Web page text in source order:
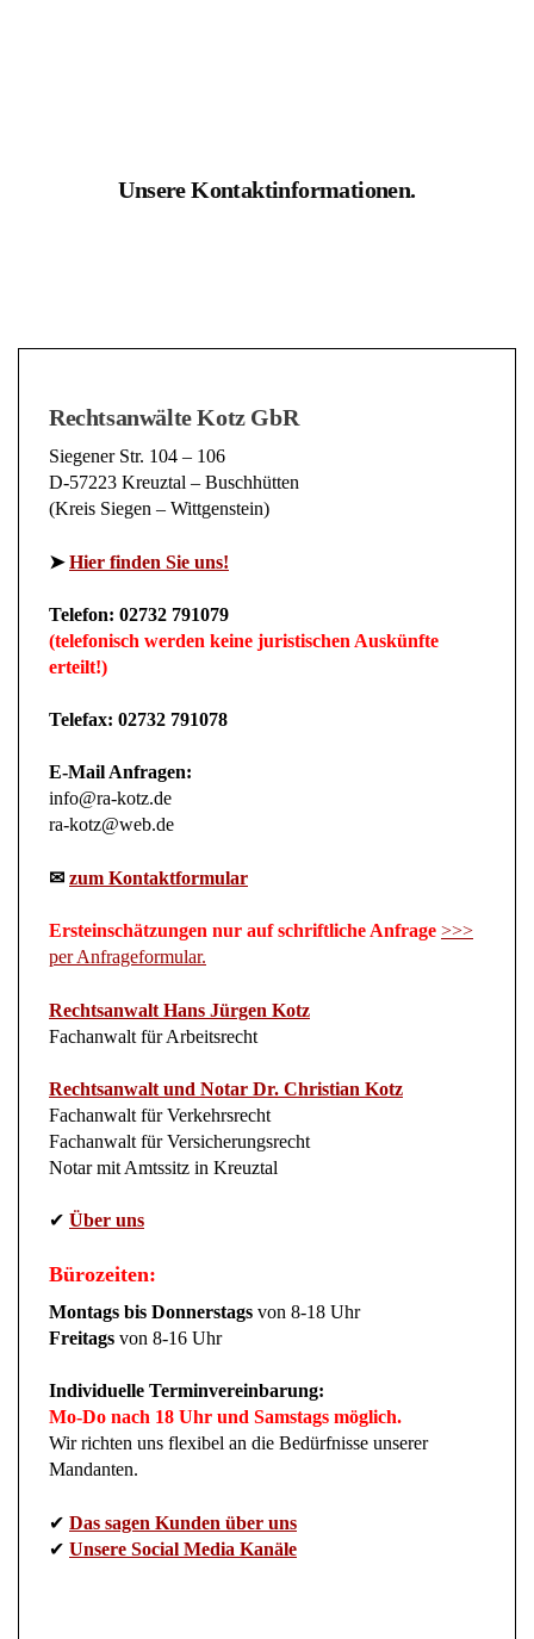
Unsere Kontaktinformationen.
Rechtsanwälte Kotz GbR
Siegener Str. 104 – 106
D-57223 Kreuztal – Buschhütten
(Kreis Siegen – Wittgenstein)
➤Hier finden Sie uns!
Telefon: 02732 791079
(telefonisch werden keine juristischen Auskünfte
erteilt!)
Telefax: 02732 791078
E-Mail Anfragen:
info@ra-kotz.de
ra-kotz@web.de
✉ zum Kontaktformular
Ersteinschätzungen nur auf schriftliche Anfrage >>>
per Anfrageformular.
Rechtsanwalt Hans Jürgen Kotz
Fachanwalt für Arbeitsrecht
Rechtsanwalt und Notar Dr. Christian Kotz
Fachanwalt für Verkehrsrecht
Fachanwalt für Versicherungsrecht
Notar mit Amtssitz in Kreuztal
✔ Über uns
Bürozeiten:
Montags bis Donnerstags von 8-18 Uhr
Freitags von 8-16 Uhr
Individuelle Terminvereinbarung:
Mo-Do nach 18 Uhr und Samstags möglich.
Wir richten uns flexibel an die Bedürfnisse unserer
Mandanten.
✔ Das sagen Kunden über uns
✔ Unsere Social Media Kanäle